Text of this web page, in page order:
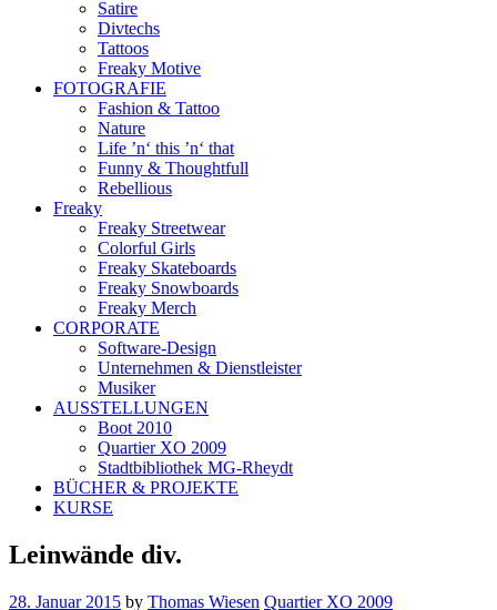
Satire
Divtechs
Tattoos
Freaky Motive
FOTOGRAFIE
Fashion & Tattoo
Nature
Life ’n‘ this ’n‘ that
Funny & Thoughtfull
Rebellious
Freaky
Freaky Streetwear
Colorful Girls
Freaky Skateboards
Freaky Snowboards
Freaky Merch
CORPORATE
Software-Design
Unternehmen & Dienstleister
Musiker
AUSSTELLUNGEN
Boot 2010
Quartier XO 2009
Stadtbibliothek MG-Rheydt
BÜCHER & PROJEKTE
KURSE
Leinwände div.
28. Januar 2015 by Thomas Wiesen Quartier XO 2009